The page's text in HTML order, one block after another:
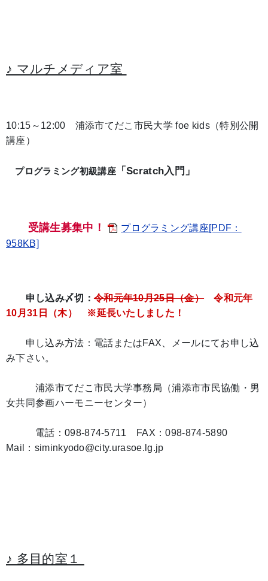
♪ マルチメディア室
10:15～12:00 浦添市てだこ市民大学 foe kids（特別公開
講座）
プログラミング初級講座「Scratch入門」
受講生募集中！
プログラミング講座[PDF：
958KB]
申し込み〆切：令和元年10月25日（金） 令和元年
10月31日（木） ※延長いたしました！
申し込み方法：電話またはFAX、メールにてお申し込
み下さい。
浦添市てだこ市民大学事務局（浦添市市民協働・男
女共同参画ハーモニーセンター）
電話：098-874-5711 FAX：098-874-5890
Mail：siminkyodo@city.urasoe.lg.jp
♪ 多目的室１